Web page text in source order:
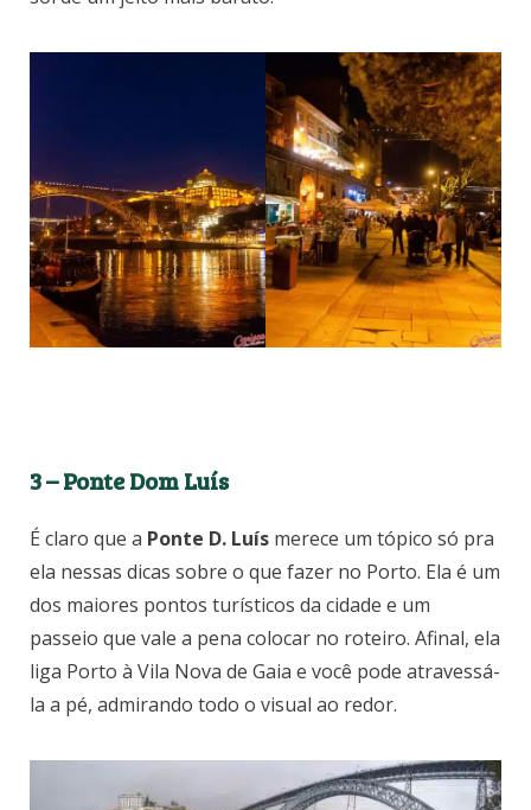
3 – Ponte Dom Luís
É claro que a Ponte D. Luís merece um tópico só pra
ela nessas dicas sobre o que fazer no Porto. Ela é um
dos maiores pontos turísticos da cidade e um
passeio que vale a pena colocar no roteiro. Afinal, ela
liga Porto à Vila Nova de Gaia e você pode atravessá-
la a pé, admirando todo o visual ao redor.